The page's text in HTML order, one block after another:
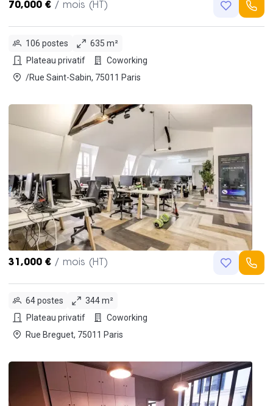
70,000 € / mois (HT)
106 postes
635 m²
Plateau privatif
Coworking
/Rue Saint-Sabin, 75011 Paris
31,000 € / mois (HT)
64 postes
344 m²
Plateau privatif
Coworking
Rue Breguet, 75011 Paris